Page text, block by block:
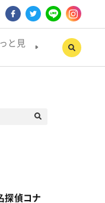
と見
探偵コナ